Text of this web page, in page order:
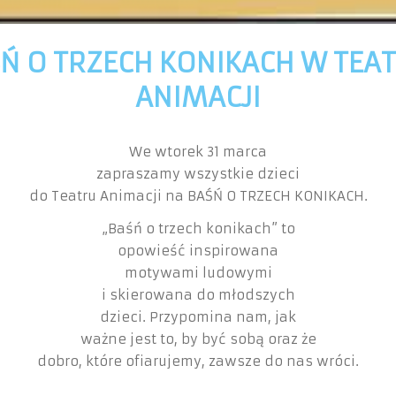
O TRZECH KONIKACH W
ANIMACJI
We wtorek 31 marca
zapraszamy wszystkie dzieci
do Teatru Animacji na BAŚŃ O TRZECH KONIKACH.
„Baśń o trzech konikach” to
opowieść inspirowana
motywami ludowymi
i skierowana do młodszych
dzieci. Przypomina nam, jak
ważne jest to, by być sobą oraz że
dobro, które ofiarujemy, zawsze do nas wróci.